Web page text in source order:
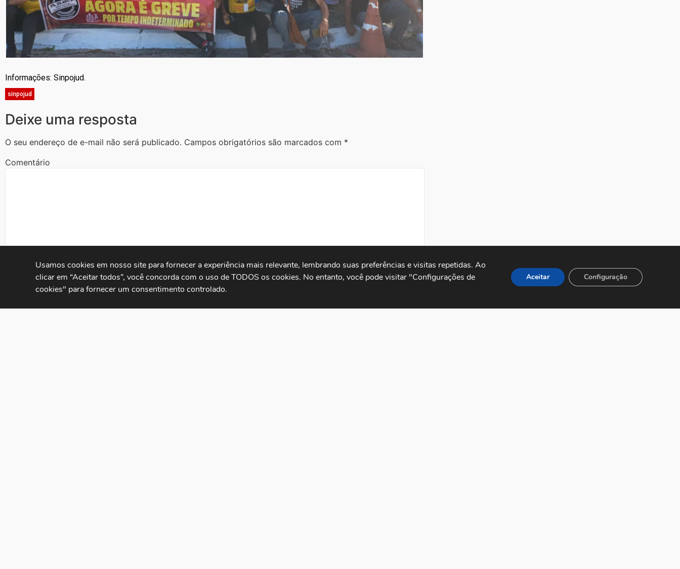
Informações: Sinpojud.
sinpojud
Deixe uma resposta
O seu endereço de e-mail não será publicado. Campos obrigatórios são marcados com *
Comentário
Usamos cookies em nosso site para fornecer a experiência mais relevante, lembrando suas preferências e visitas repetidas. Ao
clicar em “Aceitar todos”, você concorda com o uso de TODOS os cookies. No entanto, você pode visitar "Configurações de
cookies" para fornecer um consentimento controlado.
Aceitar Configuração